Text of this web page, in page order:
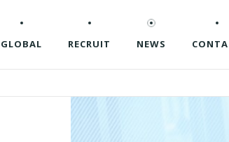
GLOBAL RECRUIT NEWS